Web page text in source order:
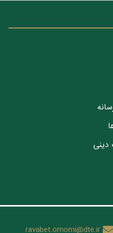
دینی
ravabet.omomi@dte.ir